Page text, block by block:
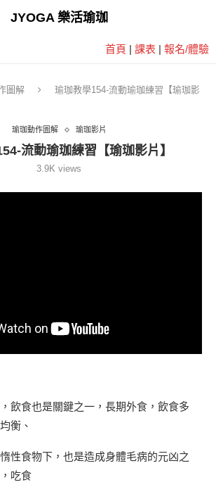
JYOGA 樂活瑜珈
首頁 | 課表 | 報名/體驗
圖解
瑜珈教學154-流動瑜珈練習【瑜珈影
瑜珈動作圖解 瑜珈影片
流動瑜珈練習【瑜珈影片】
3.9K views
飲食也是關鍵之一，長期外食，飲食多
衡、
性食物下，也是造成身體毛病的元凶之
吃食